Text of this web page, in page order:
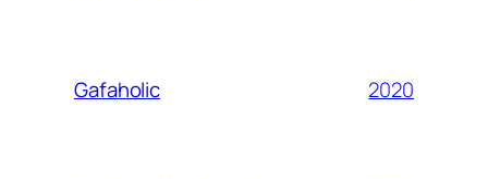
Gafaholic 2020